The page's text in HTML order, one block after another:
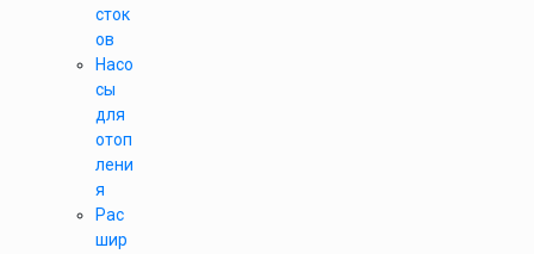
сток
ов
Насо
сы
для
отоп
лени
я
Рас
шир